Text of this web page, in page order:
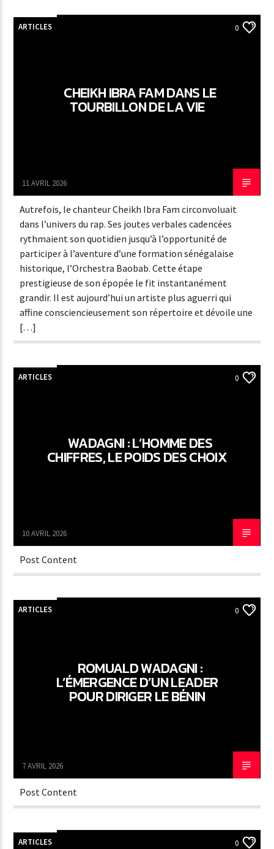
ARTICLES 0
CHEIKH IBRA FAM DANS LE
TOURBILLON DE LA VIE
11 AVRIL 2026
Autrefois, le chanteur Cheikh Ibra Fam circonvoluait
dans l’univers du rap. Ses joutes verbales cadencées
rythmaient son quotidien jusqu’à l’opportunité de
participer à l’aventure d’une formation sénégalaise
historique, l’Orchestra Baobab. Cette étape
prestigieuse de son épopée le fit instantanément
grandir. Il est aujourd’hui un artiste plus aguerri qui
affine consciencieusement son répertoire et dévoile une
[…]
ARTICLES 0
WADAGNI : L’HOMME DES
CHIFFRES, LE POIDS DES CHOIX
10 AVRIL 2026
Post Content
ARTICLES 0
ROMUALD WADAGNI :
L’ÉMERGENCE D’UN LEADER
POUR DIRIGER LE BÉNIN
7 AVRIL 2026
Post Content
ARTICLES 0